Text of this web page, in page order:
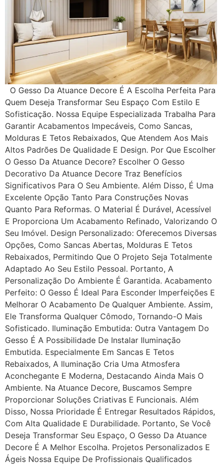
O Gesso Da Atuance Decore É A Escolha Perfeita Para
Quem Deseja Transformar Seu Espaço Com Estilo E
Sofisticação. Nossa Equipe Especializada Trabalha Para
Garantir Acabamentos Impecáveis, Como Sancas,
Molduras E Tetos Rebaixados, Que Atendem Aos Mais
Altos Padrões De Qualidade E Design. Por Que Escolher
O Gesso Da Atuance Decore? Escolher O Gesso
Decorativo Da Atuance Decore Traz Benefícios
Significativos Para O Seu Ambiente. Além Disso, É Uma
Excelente Opção Tanto Para Construções Novas
Quanto Para Reformas. O Material É Durável, Acessível
E Proporciona Um Acabamento Refinado, Valorizando O
Seu Imóvel. Design Personalizado: Oferecemos Diversas
Opções, Como Sancas Abertas, Molduras E Tetos
Rebaixados, Permitindo Que O Projeto Seja Totalmente
Adaptado Ao Seu Estilo Pessoal. Portanto, A
Personalização Do Ambiente É Garantida. Acabamento
Perfeito: O Gesso É Ideal Para Esconder Imperfeições E
Melhorar O Acabamento De Qualquer Ambiente. Assim,
Ele Transforma Qualquer Cômodo, Tornando-O Mais
Sofisticado. Iluminação Embutida: Outra Vantagem Do
Gesso É A Possibilidade De Instalar Iluminação
Embutida. Especialmente Em Sancas E Tetos
Rebaixados, A Iluminação Cria Uma Atmosfera
Aconchegante E Moderna, Destacando Ainda Mais O
Ambiente. Na Atuance Decore, Buscamos Sempre
Proporcionar Soluções Criativas E Funcionais. Além
Disso, Nossa Prioridade É Entregar Resultados Rápidos,
Com Alta Qualidade E Durabilidade. Portanto, Se Você
Deseja Transformar Seu Espaço, O Gesso Da Atuance
Decore É A Melhor Escolha. Projetos Personalizados E
Ágeis Nossa Equipe De Profissionais Qualificados